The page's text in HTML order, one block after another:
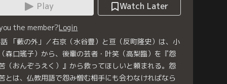
Play
Watch Later
the member?Login
「藪の外」／右京（水谷豊）と亘（反町隆史）は、小
森口瑤子）から、後輩の芸者・叶笑（高梨臨）を『怨
（おんぞうえく）』から救ってほしいと頼まれる。怨
とは、仏教用語で怨み憎む相手にも会わなければなら